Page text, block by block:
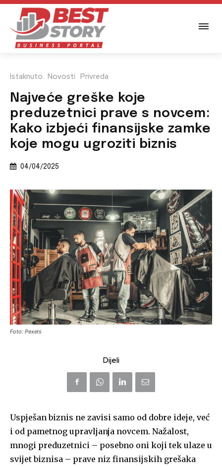
Istaknuto Novosti Privreda
Najveće greške koje
preduzetnici prave s novcem:
Kako izbjeći finansijske zamke
koje mogu ugroziti biznis
04/04/2025
Foto: Pexels
Dijeli
Uspješan biznis ne zavisi samo od dobre ideje, već
i od pametnog upravljanja novcem. Nažalost,
mnogi preduzetnici – posebno oni koji tek ulaze u
svijet biznisa – prave niz finansijskih grešaka